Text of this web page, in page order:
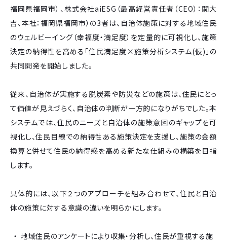
福岡県福岡市）、株式会社aiESG（最高経営責任者（CEO）：関大
吉、本社：福岡県福岡市）の3者は、自治体施策に対する地域住民
のウェルビーイング（幸福度・満足度）を定量的に可視化し、施策
決定の納得性を高める「住民満足度×施策分析システム(仮)」の
共同開発を開始しました。
従来、自治体が実施する脱炭素や防災などの施策は、住民にとっ
て価値が見えづらく、自治体の判断が一方的になりがちでした。本
システムでは、住民のニーズと自治体の施策意図のギャップを可
視化し、住民目線での納得性ある施策決定を支援し、施策の金額
換算と併せて住民の納得感を高める新たな仕組みの構築を目指
します。
具体的には、以下２つのアプローチを組み合わせて、住民と自治
体の施策に対する意識の違いを明らかにします。
地域住民のアンケートにより収集・分析し、住民が重視する施